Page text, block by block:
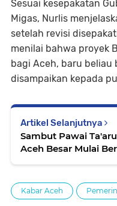
Sesuai kesepakatan
Migas, Nurlis
setelah revisi
menilai bahwa proyek
bagi Aceh, baru beliau
disampaikan kepada
Artikel Selanjutnya
Sambut Pawai
Aceh Besar Mulai
Kabar Aceh